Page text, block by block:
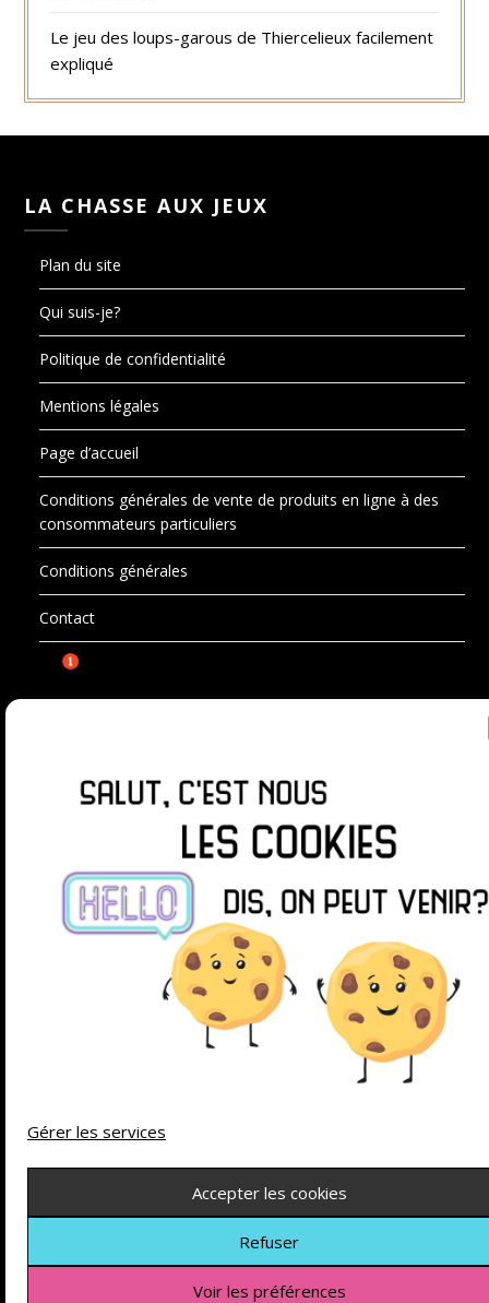
Gérer les services
Accepter les cookies
Refuser
Voir les préférences
Le jeu des loups-garous de Thiercelieux facilement
expliqué
LA CHASSE AUX JEUX
Plan du site
Qui suis-je?
Politique de confidentialité
Mentions légales
Page d’accueil
Conditions générales de vente de produits en ligne à des
consommateurs particuliers
Conditions générales
Contact
SUIVEZ-MOI SUR
© 2026 La chasse aux jeux| Powered byMinimalist